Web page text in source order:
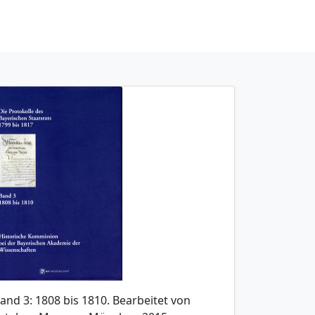
3: 1808 bis 1810. Bearbeitet von